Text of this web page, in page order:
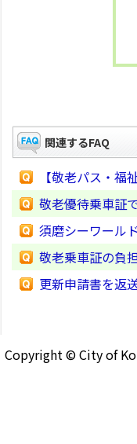
関連するFAQ
【敬老パス・
敬老優待乗車証
須磨シーワール
敬老乗車証の負
更新申請書を返
Copyright © City of